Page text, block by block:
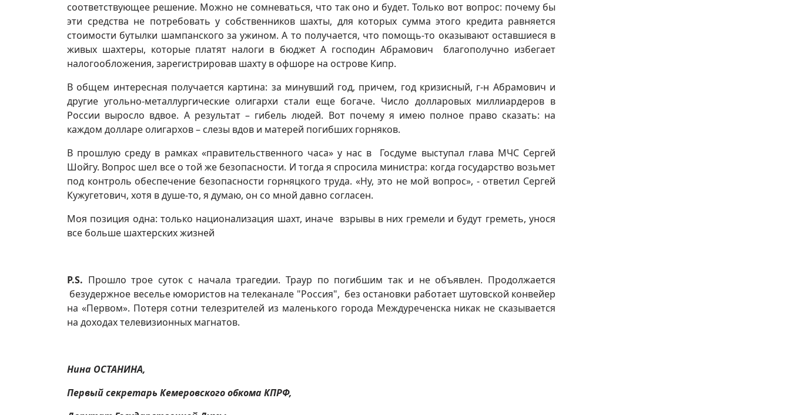
соответствующее решение. Можно не сомневаться, что так оно и будет. Только вот вопрос: почему бы
эти средства не потребовать у собственников шахты, для которых сумма этого кредита равняется
стоимости бутылки шампанского за ужином. А то получается, что помощь-то оказывают оставшиеся в
живых шахтеры, которые платят налоги в бюджет А господин Абрамович благополучно избегает
налогообложения, зарегистрировав шахту в офшоре на острове Кипр.
В общем интересная получается картина: за минувший год, причем, год кризисный, г-н Абрамович и
другие угольно-металлургические олигархи стали еще богаче. Число долларовых миллиардеров в
России выросло вдвое. А результат – гибель людей. Вот почему я имею полное право сказать: на
каждом долларе олигархов – слезы вдов и матерей погибших горняков.
В прошлую среду в рамках «правительственного часа» у нас в Госдуме выступал глава МЧС Сергей
Шойгу. Вопрос шел все о той же безопасности. И тогда я спросила министра: когда государство возьмет
под контроль обеспечение безопасности горняцкого труда. «Ну, это не мой вопрос», - ответил Сергей
Кужугетович, хотя в душе-то, я думаю, он со мной давно согласен.
Моя позиция одна: только национализация шахт, иначе взрывы в них гремели и будут греметь, унося
все больше шахтерских жизней
P.S. Прошло трое суток с начала трагедии. Траур по погибшим так и не объявлен. Продолжается
безудержное веселье юмористов на телеканале "Россия", без остановки работает шутовской конвейер
на «Первом». Потеря сотни телезрителей из маленького города Междуреченска никак не сказывается
на доходах телевизионных магнатов.
Нина ОСТАНИНА,
Первый секретарь Кемеровского обкома КПРФ,